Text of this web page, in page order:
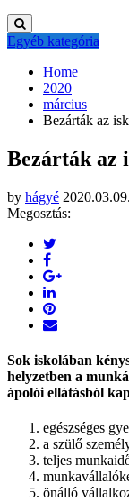
Egyéb kategória
Home
2020
március
Bezárták az
Bezárták az
by hágyé 2020.03.09.
Megosztás:
Sok iskolában
helyzetben a
ápolói ellátásból
egészséges
a szülő
teljes
önálló